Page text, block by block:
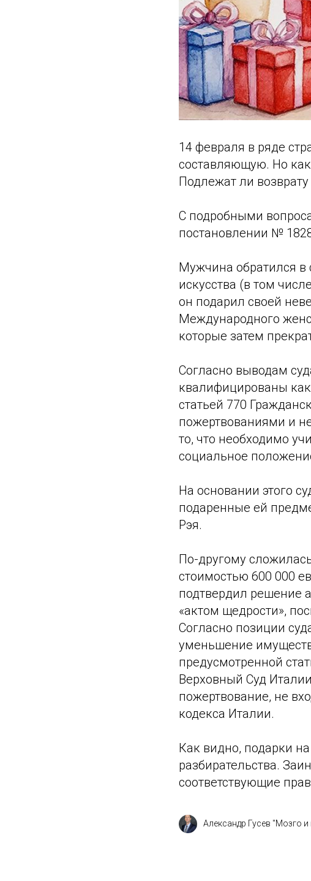
14 февраля в ряде
составляющую. Но
Подлежат ли
С подробными
постановлении №
Мужчина обратился в
искусства (в том
он подарил своей
Международного
которые затем
Согласно выводам
квалифицированы как
статьей 770
пожертвованиями и
то, что необходимо
социальное
На основании этого
подаренные ей
Рэя.
По-другому
стоимостью 600 000
подтвердил решение
«актом щедрости»,
Согласно позиции
уменьшение
предусмотренной
Верховный Суд
пожертвование, не
кодекса Италии.
Как видно, подарки
разбирательства.
соответствующие
Александр Гусев "Мозго и